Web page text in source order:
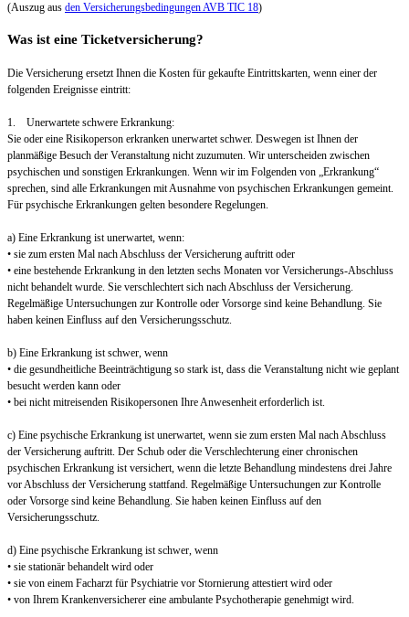
(Auszug aus den Versicherungsbedingungen AVB TIC 18)
Was ist eine Ticketversicherung?
Die Versicherung ersetzt Ihnen die Kosten für gekaufte Eintrittskarten, wenn einer der
folgenden Ereignisse eintritt:
1. Unerwartete schwere Erkrankung:
Sie oder eine Risikoperson erkranken unerwartet schwer. Deswegen ist Ihnen der
planmäßige Besuch der Veranstaltung nicht zuzumuten. Wir unterscheiden zwischen
psychischen und sonstigen Erkrankungen. Wenn wir im Folgenden von „Erkrankung“
sprechen, sind alle Erkrankungen mit Ausnahme von psychischen Erkrankungen gemeint.
Für psychische Erkrankungen gelten besondere Regelungen.
a) Eine Erkrankung ist unerwartet, wenn:
• sie zum ersten Mal nach Abschluss der Versicherung auftritt oder
• eine bestehende Erkrankung in den letzten sechs Monaten vor Versicherungs-Abschluss
nicht behandelt wurde. Sie verschlechtert sich nach Abschluss der Versicherung.
Regelmäßige Untersuchungen zur Kontrolle oder Vorsorge sind keine Behandlung. Sie
haben keinen Einfluss auf den Versicherungsschutz.
b) Eine Erkrankung ist schwer, wenn
• die gesundheitliche Beeinträchtigung so stark ist, dass die Veranstaltung nicht wie geplant
besucht werden kann oder
• bei nicht mitreisenden Risikopersonen Ihre Anwesenheit erforderlich ist.
c) Eine psychische Erkrankung ist unerwartet, wenn sie zum ersten Mal nach Abschluss
der Versicherung auftritt. Der Schub oder die Verschlechterung einer chronischen
psychischen Erkrankung ist versichert, wenn die letzte Behandlung mindestens drei Jahre
vor Abschluss der Versicherung stattfand. Regelmäßige Untersuchungen zur Kontrolle
oder Vorsorge sind keine Behandlung. Sie haben keinen Einfluss auf den
Versicherungsschutz.
d) Eine psychische Erkrankung ist schwer, wenn
• sie stationär behandelt wird oder
• sie von einem Facharzt für Psychiatrie vor Stornierung attestiert wird oder
• von Ihrem Krankenversicherer eine ambulante Psychotherapie genehmigt wird.